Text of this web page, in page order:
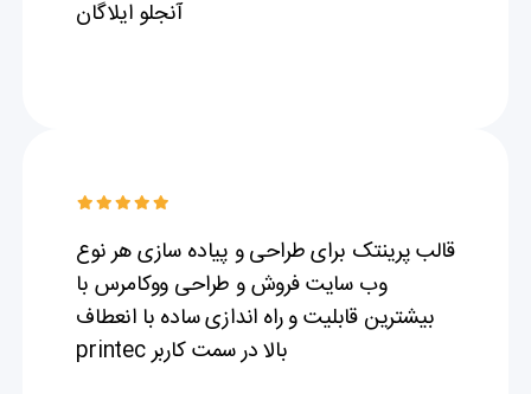
آنجلو ایلاگان
قالب پرینتک برای طراحی و پیاده سازی هر نوع
وب سایت فروش و طراحی ووکامرس با
بیشترین قابلیت و راه اندازی ساده با انعطاف
بالا در سمت کاربر printec